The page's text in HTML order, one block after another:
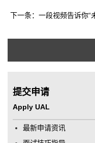
下一条：一段视频告诉你“
提交申请
Apply UAL
最新申请资讯